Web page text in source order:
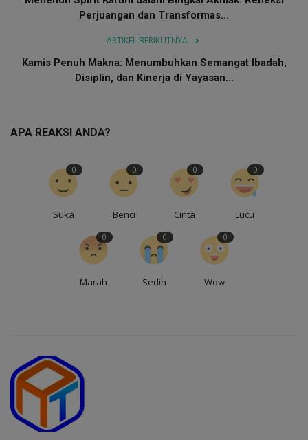
Perjuangan dan Transformas...
ARTIKEL BERIKUTNYA
Kamis Penuh Makna: Menumbuhkan Semangat Ibadah,
Disiplin, dan Kinerja di Yayasan...
APA REAKSI ANDA?
Suka
0
Benci
0
Cinta
0
Lucu
0
Marah
0
Sedih
0
Wow
0